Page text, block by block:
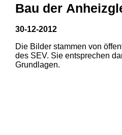
1 2
Bau der
30-12-2012
Die Bilder stammen von
des SEV. Sie entsprechen
Grundlagen.